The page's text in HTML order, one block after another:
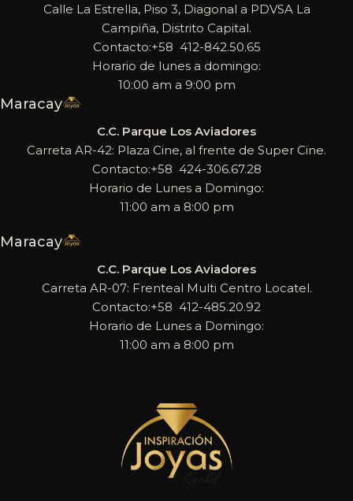
Calle La Estrella, Piso 3, Diagonal a PDVSA La
Campiña, Distrito Capital.
Contacto:+58 412-842.50.65
Horario de lunes a domingo:
10:00 am a 9:00 pm
Maracay
C.C. Parque Los Aviadores
Carreta AR-42: Plaza Cine, al frente de Super Cine.
Contacto:+58 424-306.67.28
Horario de Lunes a Domingo:
11:00 am a 8:00 pm
Maracay
C.C. Parque Los Aviadores
Carreta AR-07: Frenteal Multi Centro Locatel.
Contacto:+58 412-485.20.92
Horario de Lunes a Domingo:
11:00 am a 8:00 pm